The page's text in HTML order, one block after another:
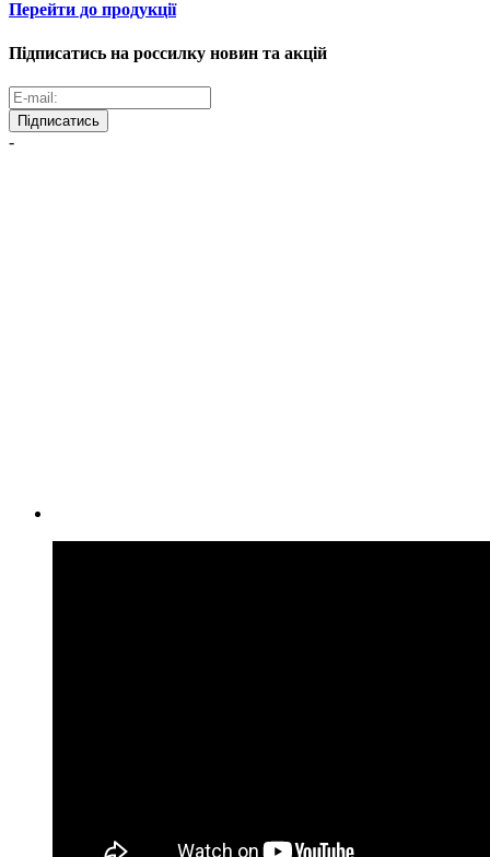
Перейти до продукції
Підписатись на россилку новин та акцій
Підписатись
-